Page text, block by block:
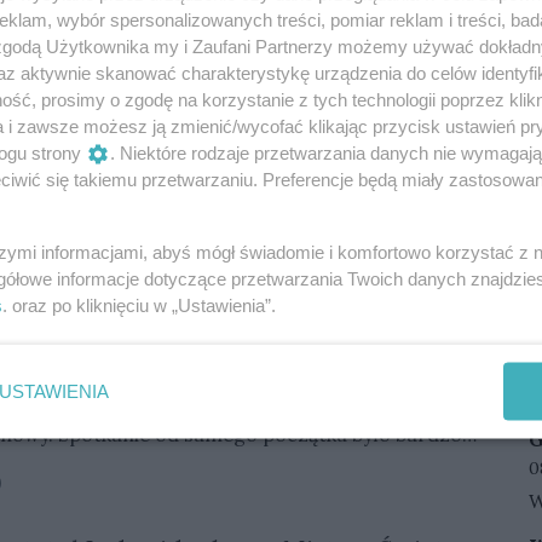
Stal Gorzów pokonała zespół z Częstochowy.
początku było bardzo zacięte i emocjonujące.
należała do miejscowych, jednak w kolejnych
Częstochowy starali się odrabiać straty.
cieszyli się ze zwycięstwa.
REKLAMA
Vaculika po meczu w Gorzowie!
2 1
Lwy postawił się Stali Gorzów
PGE Ekstraligi Stal Gorzów podejmowała u siebie
Spotkanie od samego początku było bardzo
wybór spersonalizowanych treści, pomiar reklam i treści,
Użytkownika my i Zaufani Partnerzy możemy używać
aktywnie skanować charakterystykę urządzenia do celów
prosimy o zgodę na korzystanie z tych technologii poprzez
i zawsze możesz ją zmienić/wycofać klikając przycisk ustawień
strony
. Niektóre rodzaje przetwarzania danych nie
się takiemu przetwarzaniu. Preferencje będą miały
informacjami, abyś mógł świadomie i komfortowo korzystać z
informacje dotyczące przetwarzania Twoich danych
. oraz po kliknięciu w „Ustawienia”.
USTAWIENIA